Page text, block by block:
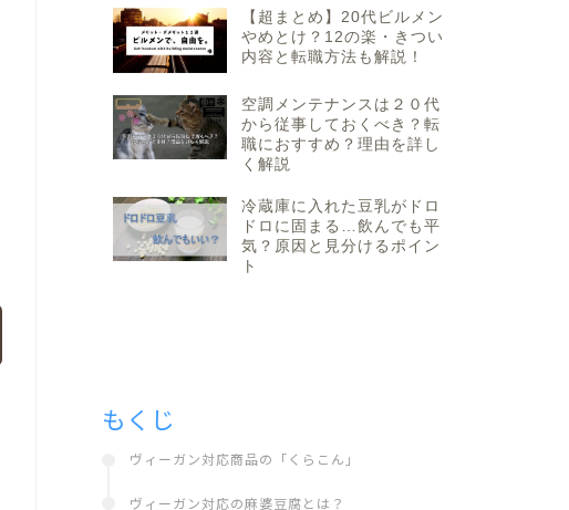
【超まとめ】20代ビルメン
やめとけ？12の楽・きつい
内容と転職方法も解説！
空調メンテナンスは２０代
から従事しておくべき？転
職におすすめ？理由を詳し
く解説
冷蔵庫に入れた豆乳がドロ
ドロに固まる…飲んでも平
気？原因と見分けるポイン
ト
もくじ
ヴィーガン対応商品の「くらこん」
ヴィーガン対応の麻婆豆腐とは？